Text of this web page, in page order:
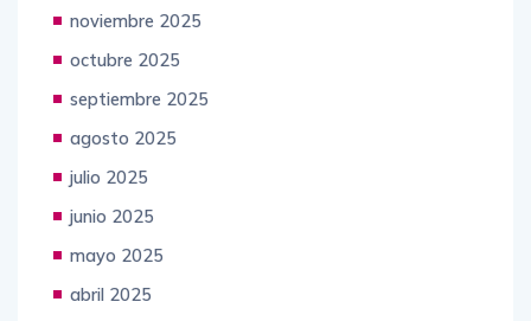
noviembre 2025
octubre 2025
septiembre 2025
agosto 2025
julio 2025
junio 2025
mayo 2025
abril 2025